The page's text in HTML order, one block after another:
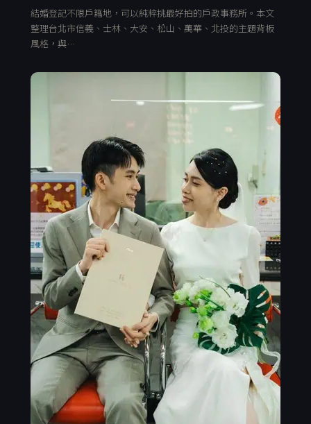
結婚登記不限戶籍地，可以純粹挑最好拍的戶政事務所。本文
整理台北市信義、士林、大安、松山、萬華、北投的主題背板
風格，與…